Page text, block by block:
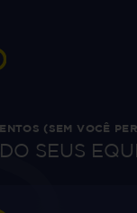
(SEM VOCÊ
SEUS